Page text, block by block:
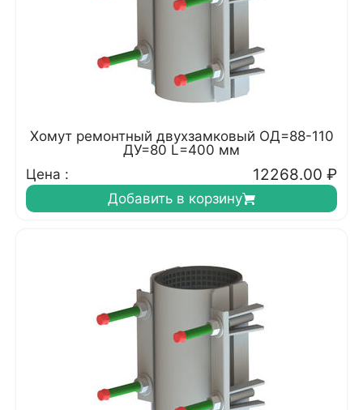
Хомут ремонтный двухзамковый ОД=88-110
ДУ=80 L=400 мм
Цена :
12268.00 ₽
Добавить в корзину